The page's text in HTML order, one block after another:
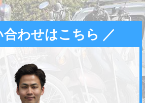
合わせはこちら ／